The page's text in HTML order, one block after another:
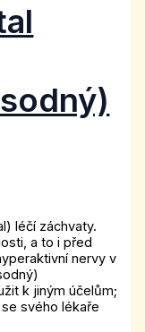
léčí záchvaty.
a to i před
nervy v
k jiným účelům;
svého lékaře